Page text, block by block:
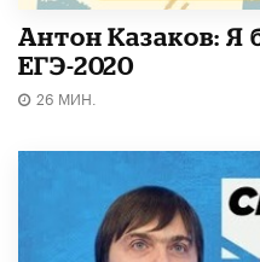
Антон Казаков: Я
ЕГЭ-2020
26 МИН.